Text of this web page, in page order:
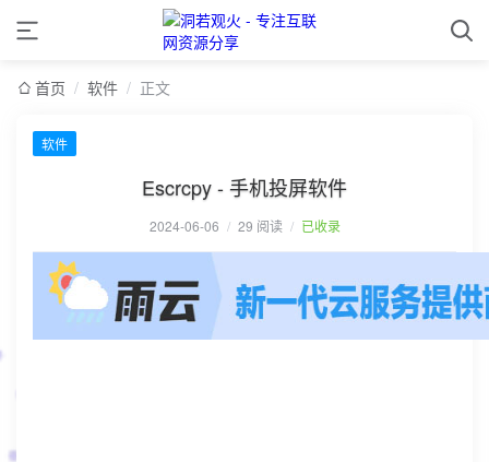
首页 / 软件 / 正文
软件
Escrcpy - 手机投屏软件
2024-06-06 / 29 阅读 / 已收录